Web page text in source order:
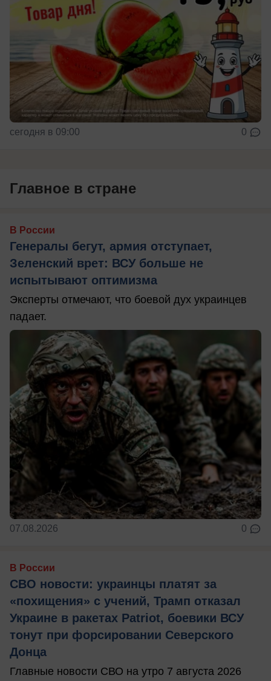
сегодня в 09:00 0
Главное в стране
В России
Генералы бегут, армия отступает,
Зеленский врет: ВСУ больше не
испытывают оптимизма
Эксперты отмечают, что боевой дух украинцев
падает.
07.08.2026 0
В России
СВО новости: украинцы платят за
«похищения» с учений, Трамп отказал
Украине в ракетах Patriot, боевики ВСУ
тонут при форсировании Северского
Донца
Главные новости СВО на утро 7 августа 2026